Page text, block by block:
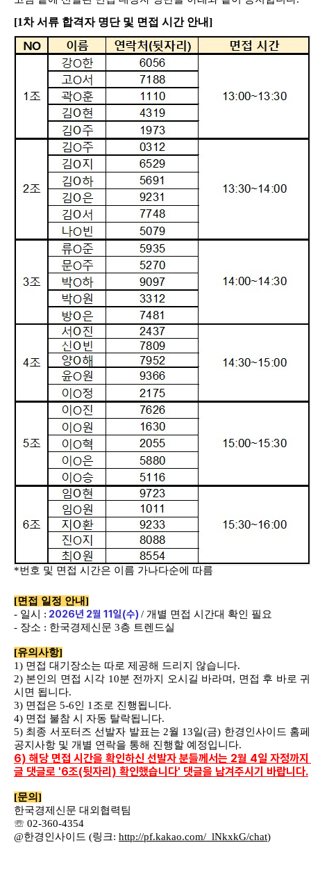
[1차 서류 합격자 명단 및 면접 시간 안내]
*번호 및 면접 시간은 이름 가나다순에 따름
[면접 일정 안내]
- 일시 : 2026년 2월 11 일(수)/ 개별 면접 시간대 확인 필요
- 장소 : 한국경제신문 3층 트렌드실
[유의사항]
1) 면접 대기장소는 따로 제공해 드리지 않습니다.
2) 본인의 면접 시각 10분 전까지 오시길 바라며 , 면접 후 바로
시면 됩니다.
3) 면접은 5-6인 1조로 진행됩니다.
4) 면접 불참 시 자동 탈락됩니다.
5) 최종 서포터즈 선발자 발표는 2월 13일(금) 한경인사이드 홈
공지사항 및 개별 연락을 통해 진행할 예정입니다.
6) 해당 면접 시간을 확인하신 선발자 분들께서는 2월 4일 자정까지
글 댓글로 '6조(뒷자리) 확인했습니다' 댓글을 남겨주시기 바랍니다.
[문의]
한국경제신문 대외협력팀
☏ 02-360-4354
@한경인사이드 (링크: http://pf.kakao.com/_lNkxkG/chat)